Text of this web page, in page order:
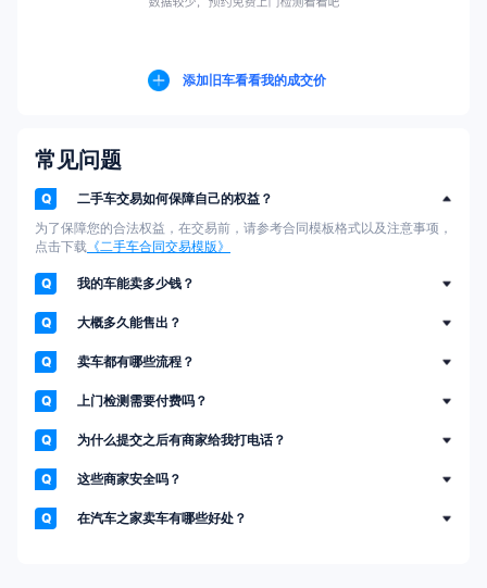
杭州车主刚刚报名卖车
武汉车主刚刚报名卖车
东莞车主刚刚报名卖车
杭州车主刚刚报名卖车
武汉车主刚刚报名卖车
沈阳车主刚刚报名卖车
成都车主刚刚报名卖车
添加旧车看看我的成交价
常见问题
Q 二手车交易如何保障自己的权益？
为了保障您的合法权益，在交易前，请参考合同模板格式以及注意事项，
点击下载 《二手车合同交易模版》
Q 我的车能卖多少钱？
Q 大概多久能售出？
Q 卖车都有哪些流程？
Q 上门检测需要付费吗？
Q 为什么提交之后有商家给我打电话？
Q 这些商家安全吗？
Q 在汽车之家卖车有哪些好处？